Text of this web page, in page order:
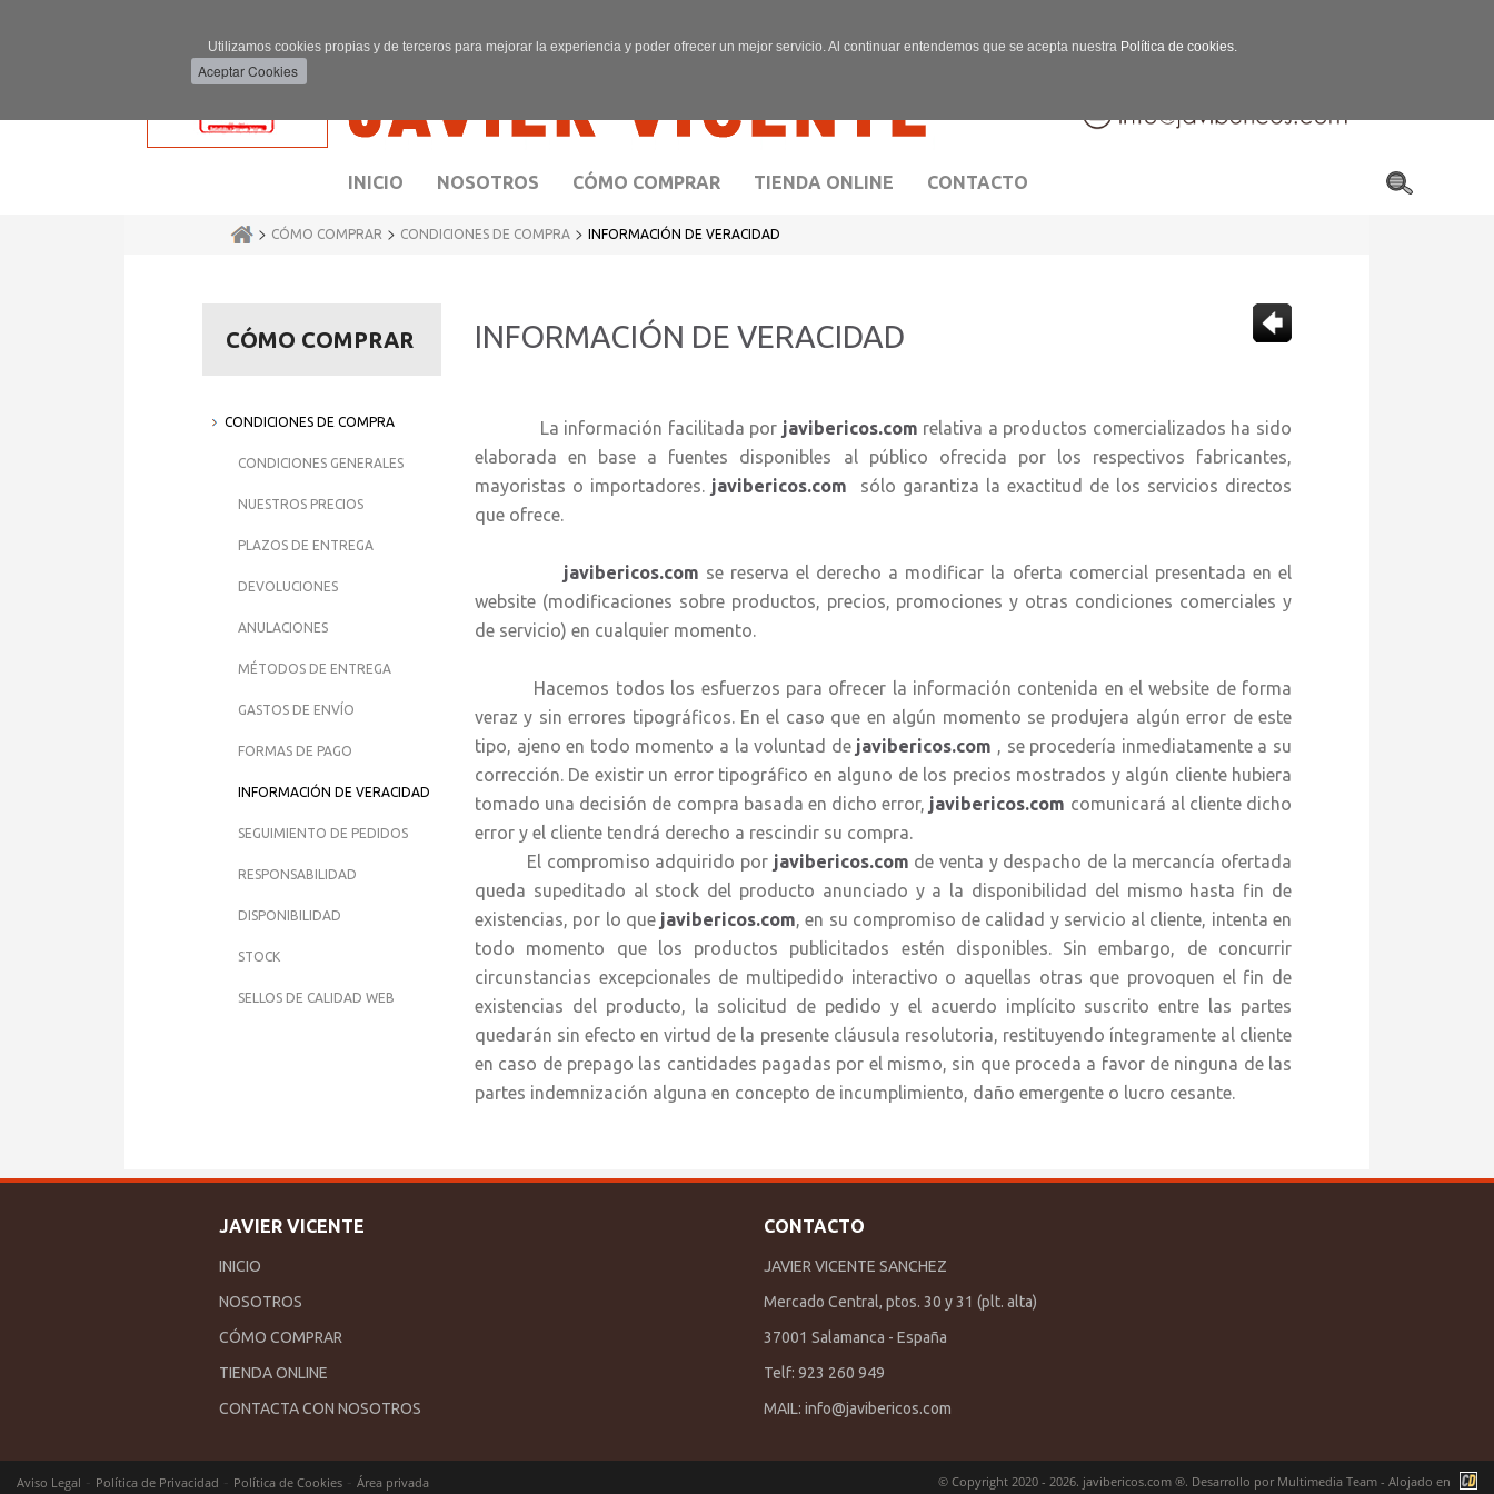
Utilizamos cookies propias y de terceros para mejorar la experiencia y poder ofrecer un mejor servicio. Al continuar entendemos que se acepta nuestra Política de cookies.
INICIO NOSOTROS CÓMO COMPRAR TIENDA ONLINE CONTACTO
> CÓMO COMPRAR > CONDICIONES DE COMPRA > INFORMACIÓN DE VERACIDAD
INFORMACIÓN DE VERACIDAD
La información facilitada por javibericos.com relativa a productos comercializados ha sido
elaborada en base a fuentes disponibles al público ofrecida por los respectivos fabricantes,
mayoristas o importadores. javibericos.com
sólo garantiza la exactitud de los servicios directos
que ofrece.
javibericos.com se reserva el derecho a modificar la oferta comercial presentada en el
website (modificaciones sobre productos, precios, promociones y otras condiciones comerciales y
de servicio) en cualquier momento.
Hacemos todos los esfuerzos para ofrecer la información contenida en el website de forma
veraz y sin errores tipográficos. En el caso que en algún momento se produjera algún error de este
tipo, ajeno en todo momento a la voluntad de javibericos.com , se procedería inmediatamente a su
corrección. De existir un error tipográfico en alguno de los precios mostrados y algún cliente hubiera
tomado una decisión de compra basada en dicho error, javibericos.com comunicará al cliente dicho
error y el cliente tendrá derecho a rescindir su compra.
El compromiso adquirido por javibericos.com de venta y despacho de la mercancía ofertada
queda supeditado al stock del producto anunciado y a la disponibilidad del mismo hasta fin de
existencias, por lo que javibericos.com, en su compromiso de calidad y servicio al cliente, intenta en
todo momento que los productos publicitados estén disponibles. Sin embargo, de concurrir
circunstancias excepcionales de multipedido interactivo o aquellas otras que provoquen el fin de
existencias del producto, la solicitud de pedido y el acuerdo implícito suscrito entre las partes
quedarán sin efecto en virtud de la presente cláusula resolutoria, restituyendo íntegramente al cliente
en caso de prepago las cantidades pagadas por el mismo, sin que proceda a favor de ninguna de las
partes indemnización alguna en concepto de incumplimiento, daño emergente o lucro cesante.
CÓMO COMPRAR
CONDICIONES DE COMPRA
CONDICIONES GENERALES
NUESTROS PRECIOS
PLAZOS DE ENTREGA
DEVOLUCIONES
ANULACIONES
MÉTODOS DE ENTREGA
GASTOS DE ENVÍO
FORMAS DE PAGO
INFORMACIÓN DE VERACIDAD
SEGUIMIENTO DE PEDIDOS
RESPONSABILIDAD
DISPONIBILIDAD
STOCK
SELLOS DE CALIDAD WEB
JAVIER VICENTE
INICIO
NOSOTROS
CÓMO COMPRAR
TIENDA ONLINE
CONTACTA CON NOSOTROS
CONTACTO
JAVIER VICENTE SANCHEZ
Mercado Central, ptos. 30 y 31 (plt. alta)
37001 Salamanca - España
Telf: 923 260 949
MAIL: info@javibericos.com
Aviso Legal Política de Privacidad Política de Cookies Área privada © Copyright 2020 - 2026. javibericos.com ®. Desarrollo por Multimedia Team - Alojado en